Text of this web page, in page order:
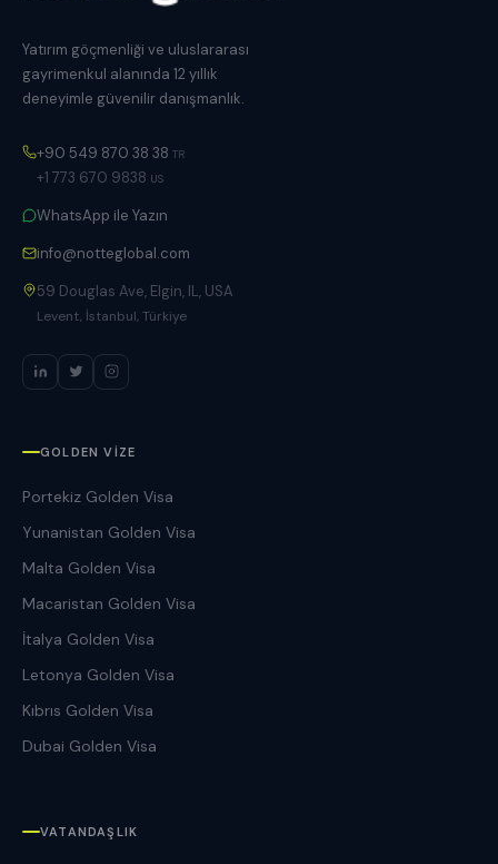
Yatırım göçmenliği ve uluslararası
gayrimenkul alanında 12 yıllık
deneyimle güvenilir danışmanlık.
+90 549 870 38 38 TR
+1 773 670 9838 US
WhatsApp ile Yazın
info@notteglobal.com
59 Douglas Ave, Elgin, IL, USA
Levent, İstanbul, Türkiye
GOLDEN VIZE
Portekiz Golden Visa
Yunanistan Golden Visa
Malta Golden Visa
Macaristan Golden Visa
İtalya Golden Visa
Letonya Golden Visa
Kıbrıs Golden Visa
Dubai Golden Visa
VATANDAŞLIK